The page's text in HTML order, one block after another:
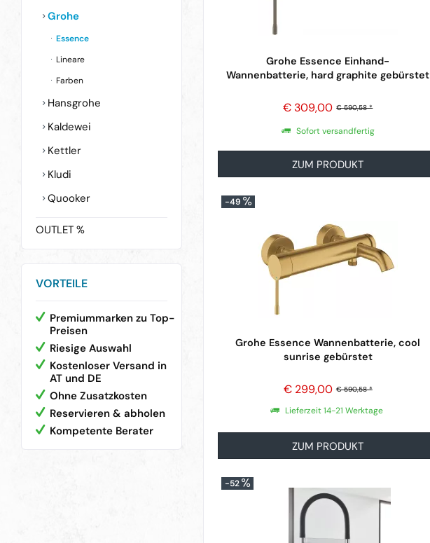
Grohe
Essence
Lineare
Farben
Hansgrohe
Kaldewei
Kettler
Kludi
Quooker
OUTLET %
VORTEILE
Premiummarken zu Top-
Preisen
Riesige Auswahl
Kostenloser Versand in
AT und DE
Ohne Zusatzkosten
Reservieren & abholen
Kompetente Berater
Grohe Essence Einhand-
Wannenbatterie, hard graphite gebürstet
€ 590,58 *
€ 309,00
Sofort versandfertig
ZUM PRODUKT
-49
Grohe Essence Wannenbatterie, cool
sunrise gebürstet
€ 590,58 *
€ 299,00
Lieferzeit 14-21 Werktage
ZUM PRODUKT
-52